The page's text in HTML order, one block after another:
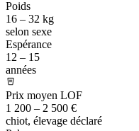
Poids
16 – 32 kg
selon sexe
Espérance
12 – 15
années
Prix moyen LOF
1 200 – 2 500 €
chiot, élevage déclaré